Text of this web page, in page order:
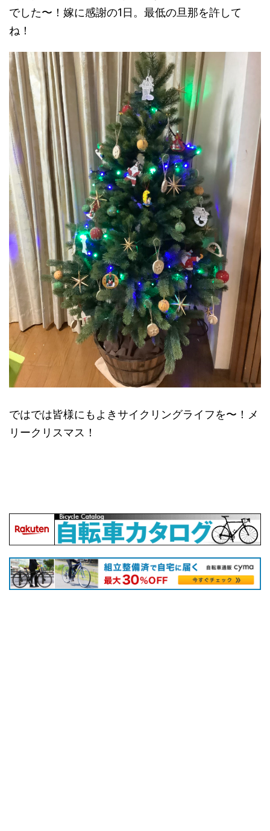
でした〜！嫁に感謝の1日。最低の旦那を許して
ね！
ではでは皆様にもよきサイクリングライフを〜！メ
リークリスマス！